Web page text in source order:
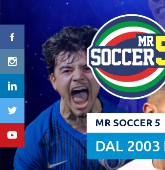
to
MR SOCCER 5
DAL 2003